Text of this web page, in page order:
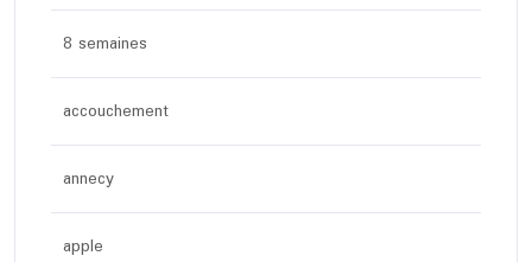
8 semaines
accouchement
annecy
apple